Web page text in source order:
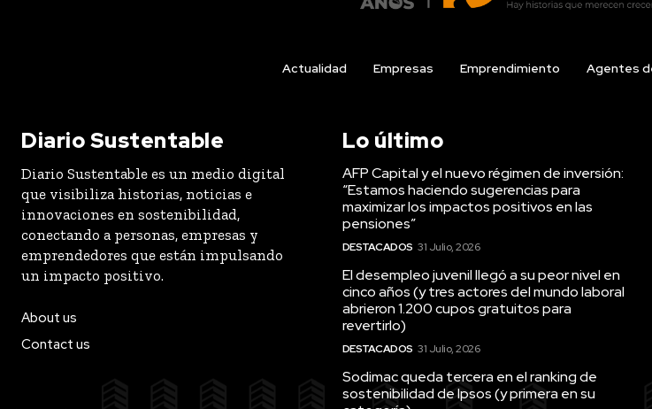
Actualidad Empresas Emprendimiento Agentes
Diario Sustentable
Diario Sustentable es un medio digital
que visibiliza historias, noticias e
innovaciones en sostenibilidad,
conectando a personas, empresas y
emprendedores que están impulsando
un impacto positivo.
About us
Contact us
Lo último
AFP Capital y el nuevo régimen de inversión:
“Estamos haciendo sugerencias para
maximizar los impactos positivos en las
pensiones”
DESTACADOS 31 Julio, 2026
El desempleo juvenil llegó a su peor nivel en
cinco años (y tres actores del mundo laboral
abrieron 1.200 cupos gratuitos para
revertirlo)
DESTACADOS 31 Julio, 2026
Sodimac queda tercera en el ranking de
sostenibilidad de Ipsos (y primera en su